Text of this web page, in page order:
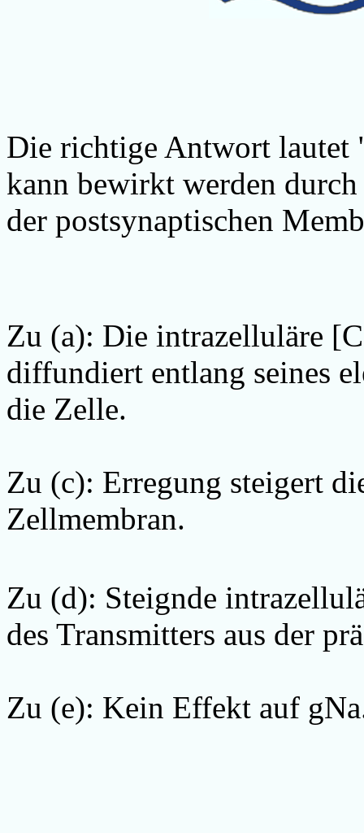
Die richtige Antwort lautet
kann bewirkt werden
der postsynaptischen
Zu (a): Die intrazelluläre
diffundiert entlang seines
die Zelle.
Zu (c): Erregung steigert
Zellmembran.
Zu (d): Steignde
des Transmitters aus der
Zu (e): Kein Effekt auf